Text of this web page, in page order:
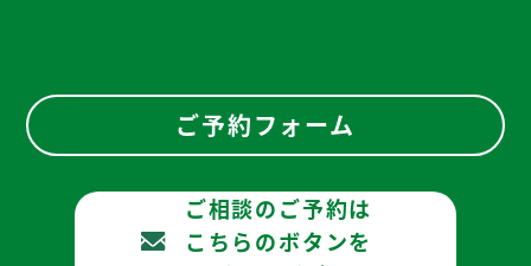
ご予約フォーム
ご相談のご予約は
こちらのボタンを